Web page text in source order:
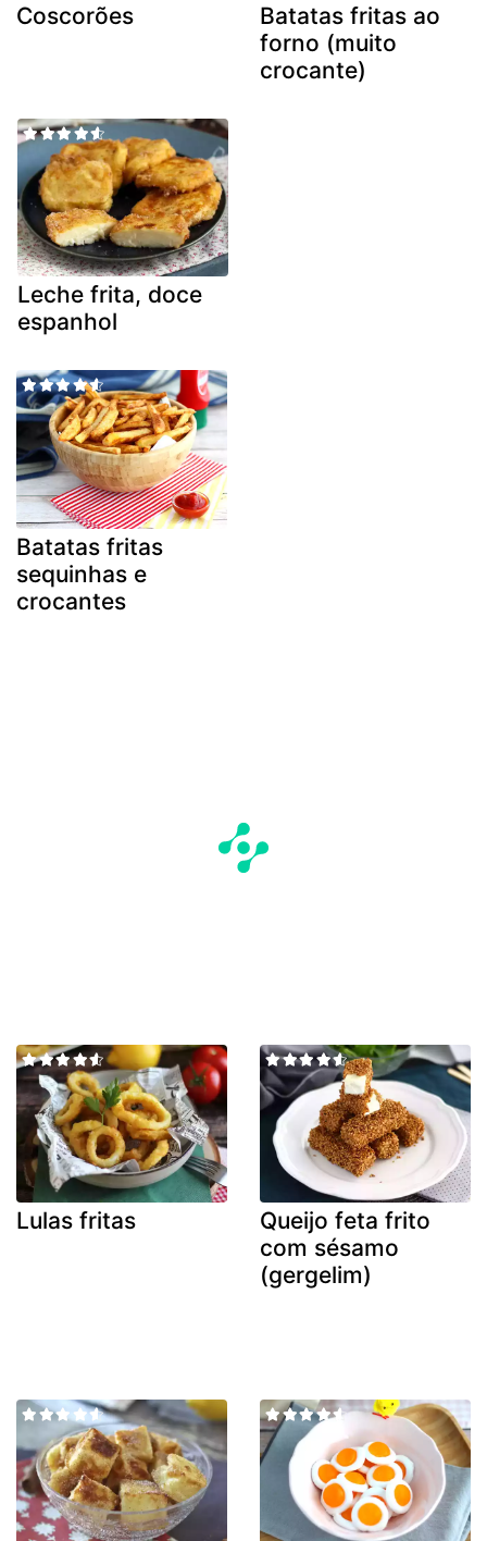
Coscorões
Batatas fritas ao
forno (muito
crocante)
Leche frita, doce
espanhol
Batatas fritas
sequinhas e
crocantes
Lulas fritas
Queijo feta frito
com sésamo
(gergelim)